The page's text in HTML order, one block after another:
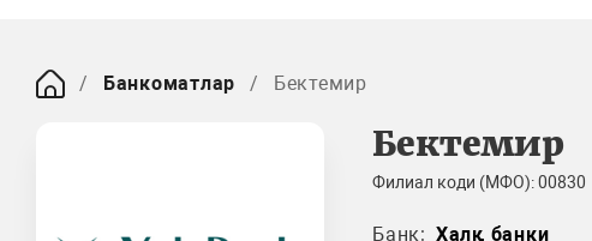
Банкоматлар Бектемир
Бектемир
Филиал коди (МФО): 00830
Банк: Халқ банки